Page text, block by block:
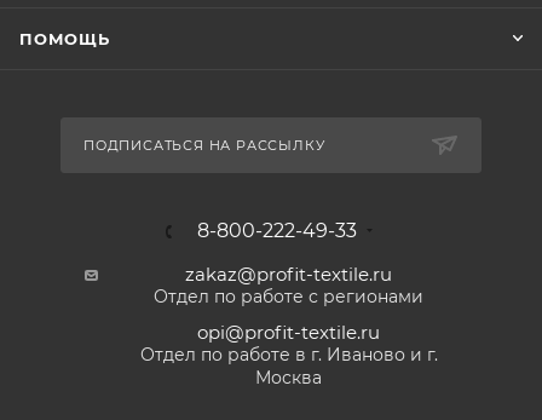
ПОМОЩЬ
ПОДПИСАТЬСЯ НА РАССЫЛКУ
8-800-222-49-33
zakaz@profit-textile.ru
Отдел по работе с регионами
opi@profit-textile.ru
Отдел по работе в г. Иваново и г.
Москва